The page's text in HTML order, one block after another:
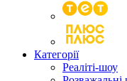
Категорії
Реаліті-шоу